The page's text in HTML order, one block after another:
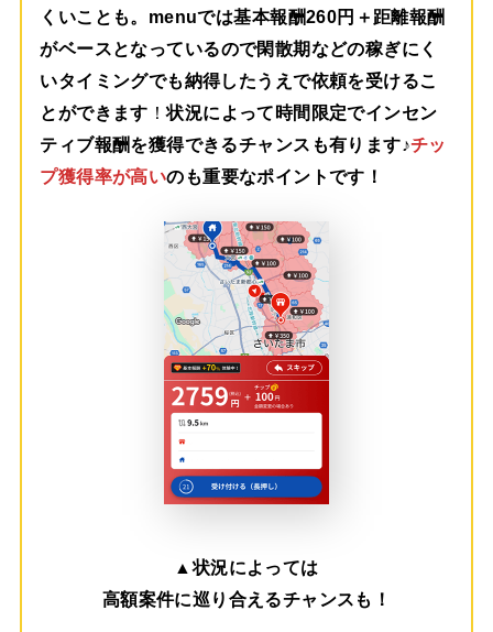
くいことも。menuでは基本報酬260円＋距離報酬
がベースとなっているので閑散期などの稼ぎにく
いタイミングでも納得したうえで依頼を受けるこ
とができます ！状況によって時間限定でインセン
ティブ報酬を獲得できるチャンスも有ります♪チッ
プ獲得率が高いのも重要なポイントです！
▲状況によっては
高額案件に巡り合えるチャンスも！